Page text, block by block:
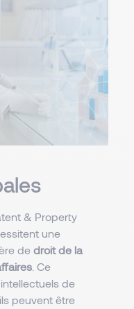
& Property
une
de droit de la
. Ce
de
peuvent être